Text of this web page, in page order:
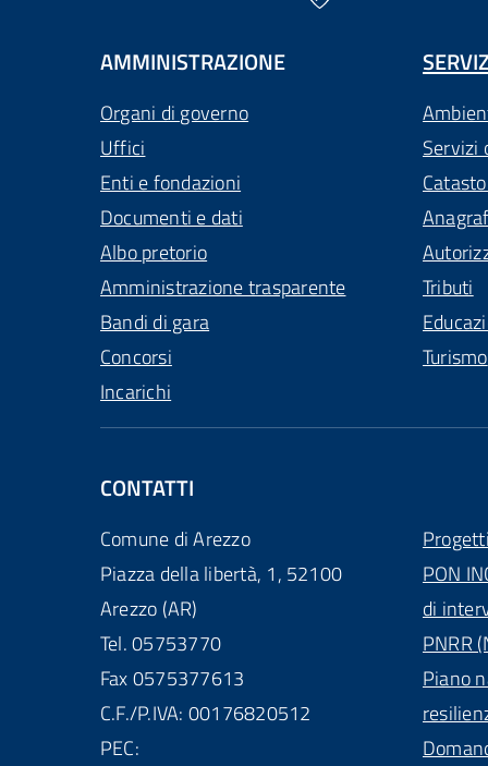
AMMINISTRAZIONE
Organi di governo
Uffici
Enti e fondazioni
Documenti e dati
Albo pretorio
Amministrazione trasparente
Bandi di gara
Concorsi
Incarichi
Servizi
Tributi
Turismo
CONTATTI
Comune di Arezzo
Piazza della libertà, 1, 52100
Arezzo (AR)
Tel. 05753770
Fax 0575377613
C.F./P.IVA: 00176820512
PEC:
PON
di
PNRR
Piano